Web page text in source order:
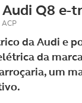
Q8 e-
ACP
da Audi e
da
um